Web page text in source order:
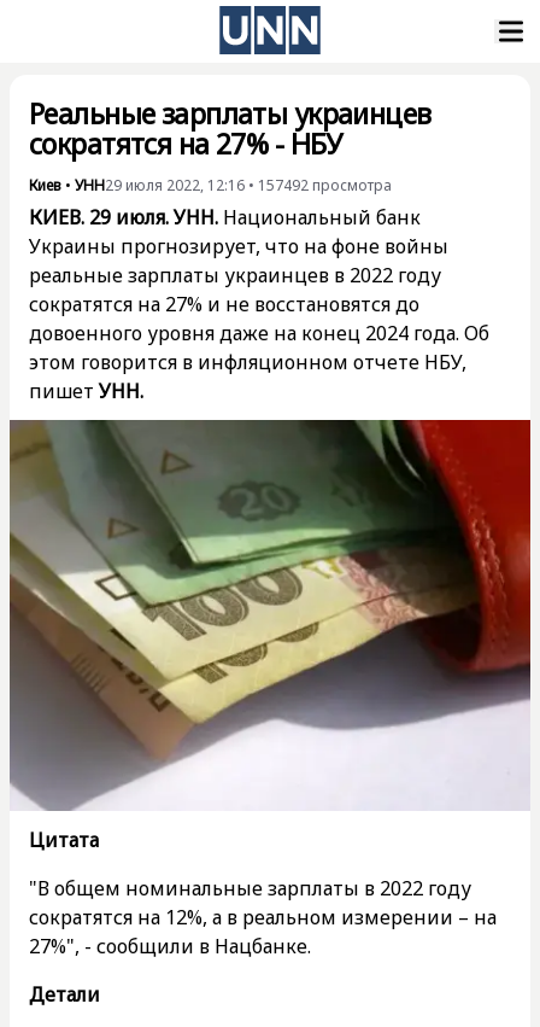
Реальные зарплаты украинцев
сократятся на 27% - НБУ
Киев • УНН29 июля 2022, 12:16 • 157492 просмотра
КИЕВ. 29 июля. УНН. Национальный банк
Украины прогнозирует, что на фоне войны
реальные зарплаты украинцев в 2022 году
сократятся на 27% и не восстановятся до
довоенного уровня даже на конец 2024 года. Об
этом говорится в инфляционном отчете НБУ,
пишет УНН.
Цитата
"В общем номинальные зарплаты в 2022 году
сократятся на 12%, а в реальном измерении – на
27%", - сообщили в Нацбанке.
Детали